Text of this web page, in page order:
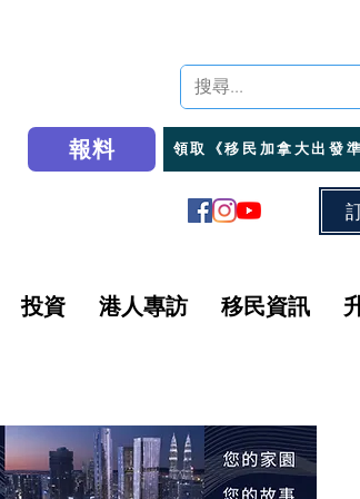
報料 領取《移民加拿大出發
投資 港人專訪 移民資訊